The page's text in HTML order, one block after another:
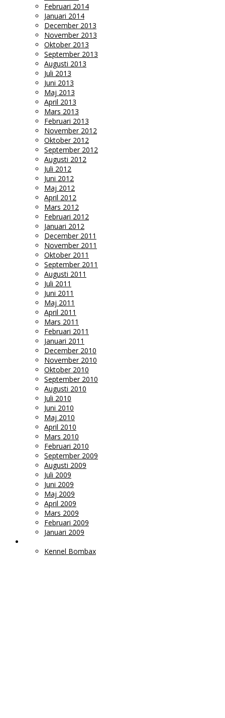
Februari 2014
Januari 2014
December 2013
November 2013
Oktober 2013
September 2013
Augusti 2013
Juli 2013
Juni 2013
Maj 2013
April 2013
Mars 2013
Februari 2013
November 2012
Oktober 2012
September 2012
Augusti 2012
Juli 2012
Juni 2012
Maj 2012
April 2012
Mars 2012
Februari 2012
Januari 2012
December 2011
November 2011
Oktober 2011
September 2011
Augusti 2011
Juli 2011
Juni 2011
Maj 2011
April 2011
Mars 2011
Februari 2011
Januari 2011
December 2010
November 2010
Oktober 2010
September 2010
Augusti 2010
Juli 2010
Juni 2010
Maj 2010
April 2010
Mars 2010
Februari 2010
September 2009
Augusti 2009
Juli 2009
Juni 2009
Maj 2009
April 2009
Mars 2009
Februari 2009
Januari 2009
Kennel Bombax